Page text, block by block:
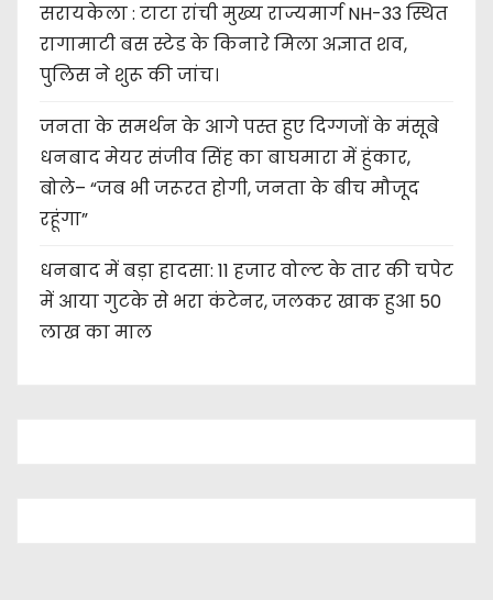
सरायकेला : टाटा रांची मुख्य राज्यमार्ग NH-33 स्थित
रागामाटी बस स्टेड के किनारे मिला अज्ञात शव,
पुलिस ने शुरू की जांच।
जनता के समर्थन के आगे पस्त हुए दिग्गजों के मंसूबे
धनबाद मेयर संजीव सिंह का बाघमारा में हुंकार,
बोले– “जब भी जरूरत होगी, जनता के बीच मौजूद
रहूंगा”
धनबाद में बड़ा हादसा: 11 हजार वोल्ट के तार की चपेट
में आया गुटके से भरा कंटेनर, जलकर खाक हुआ 50
लाख का माल